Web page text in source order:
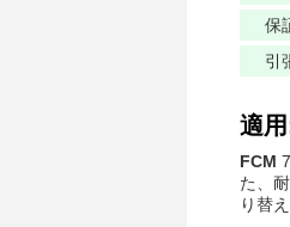
保
引
適
FCM
た、
り替